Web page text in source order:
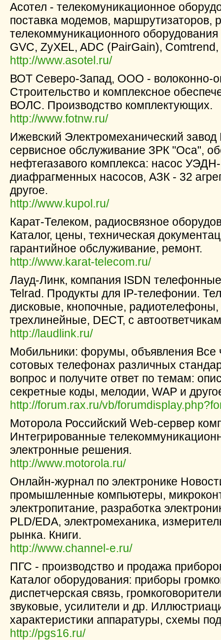
Асотел - телекомуникационное
поставка модемов, маршрутизаторов,
телекоммуникационного
GVC, ZyXEL, ADC (PairGain),
http://www.asotel.ru/
ВОТ Северо-Запад, ООО - волоконно-
Строительство и комплексное
ВОЛС. Производство комплектующих.
http://www.fotnw.ru/
Ижевский Электромеханический
сервисное обслуживание ЗРК "Оса",
нефтегазавого комплекса: насос
диафрагменных насосов, АЗК - 32
другое.
http://www.kupol.ru/
Карат-Телеком, радиосвязное
Каталог, цены, техническая
гарантийное обслуживание, ремонт.
http://www.karat-telecom.ru/
Лауд-Линк, компания ISDN
Telrad. Продукты для IP-телефонии.
дисковые, кнопочные,
трехлинейные, DECT, с
http://laudlink.ru/
Мобильники: форумы, объявления Все
сотовых телефонах различных
вопрос и получите ответ по темам:
секретные коды, мелодии, WAP и
http://forum.rax.ru/vb/
Моторола Российский Web-сервер
Интегрированные
электронные решения.
http://www.motorola.ru/
Онлайн-журнал по электронике
промышленные компьютеры,
электропитание, разработка
PLD/EDA, электромеханика,
рынка. Книги.
http://www.channel-e.ru/
ПГС - производство и продажа
Каталог оборудования: приборы
диспетчерская связь,
звуковые, усилители и др.
характеристики аппаратуры, схемы
http://pgs16.ru/